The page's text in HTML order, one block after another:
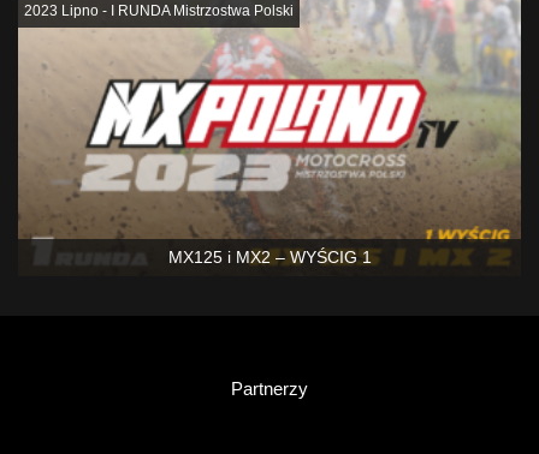
MX125 i MX2 – WYŚCIG 1
2023 Lipno - I RUNDA Mistrzostwa Polski
Partnerzy